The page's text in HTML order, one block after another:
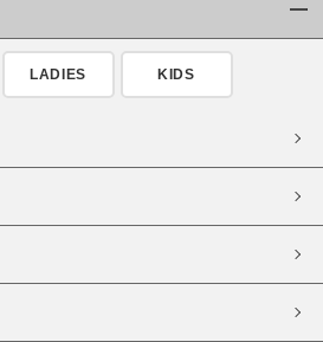
WEB限定
LADIES KIDS